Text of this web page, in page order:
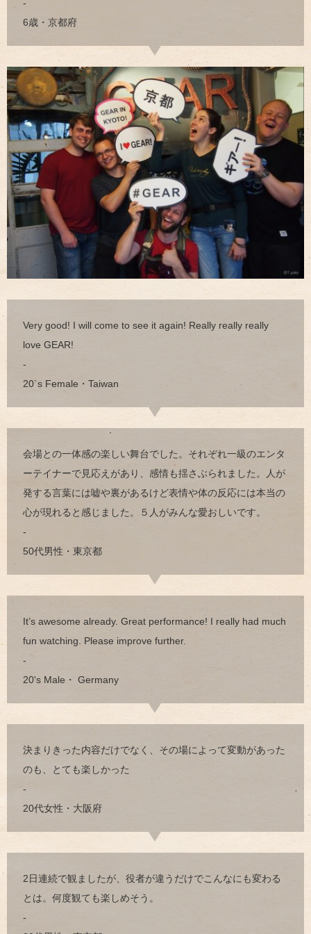
-
6歳・京都府
Very good! I will come to see it again! Really really really
love GEAR!
-
20`s Female・Taiwan
会場との一体感の楽しい舞台でした。それぞれ一級のエンタ
ーテイナーで見応えがあり、感情も揺さぶられました。人が
発する言葉には嘘や裏があるけど表情や体の反応には本当の
心が現れると感じました。５人がみんな愛おしいです。
-
50代男性・東京都
It’s awesome already. Great performance! I really had much
fun watching. Please improve further.
-
20's Male・ Germany
決まりきった内容だけでなく、その場によって変動があった
のも、とても楽しかった
-
20代女性・大阪府
2日連続で観ましたが、役者が違うだけでこんなにも変わる
とは。何度観ても楽しめそう。
-